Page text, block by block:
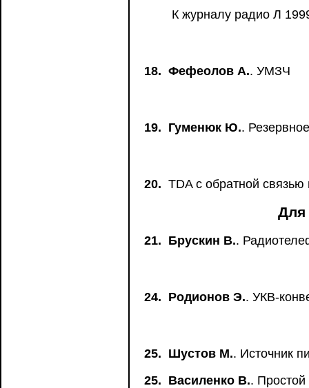
К журналу радио Л
18. Фефеолов А.. УМЗЧ
19. Гуменюк Ю..
20. TDA с обратной связью
Для
21. Брускин В..
24. Родионов Э.. УКВ-
25. Шустов М.. Источник
25. Василенко В.. Простой